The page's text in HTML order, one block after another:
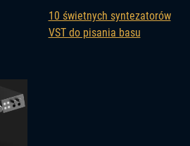
10 świetnych syntezatorów
VST do pisania basu